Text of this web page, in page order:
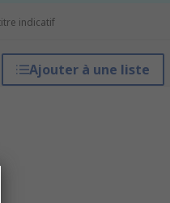
indicatif
Ajouter à une liste